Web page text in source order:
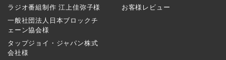
ラジオ番組制作 江上佳弥子様
一般社団法人日本ブロックチ
ェーン協会様
タップジョイ・ジャパン株式
会社様
お客様レビュー